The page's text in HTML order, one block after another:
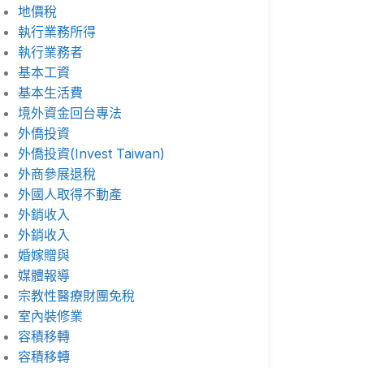
地價稅
執行業務所得
執行業務者
基本工資
基本生活費
境外資金回台專法
外僑投資
外僑投資(Invest Taiwan)
外商參展退稅
外國人取得不動產
外銷收入
外銷收入
婚嫁贈與
媒體報導
宗教性醫療財團免稅
室內裝修業
容積移轉
容積移轉